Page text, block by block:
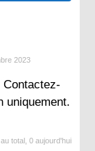
2023
Contactez-
uniquement.
total, 0 aujourd'hui